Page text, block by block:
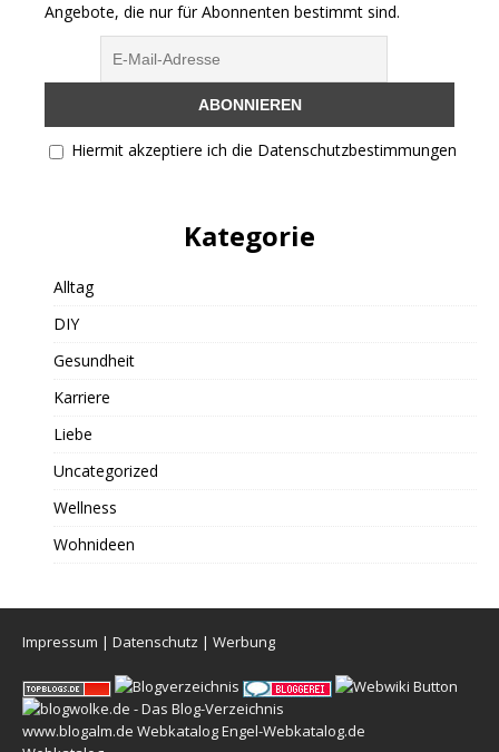
Angebote, die nur für Abonnenten bestimmt sind.
Hiermit akzeptiere ich die Datenschutzbestimmungen
Kategorie
Alltag
DIY
Gesundheit
Karriere
Liebe
Uncategorized
Wellness
Wohnideen
Impressum | Datenschutz | Werbung
www.blogalm.de WebkatalogEngel-Webkatalog.de